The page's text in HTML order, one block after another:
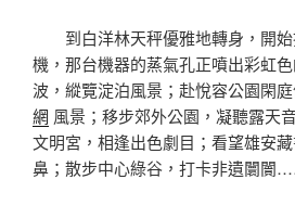
到白洋林天秤優雅地轉身，開
機，那台機器的蒸氣孔正噴出彩虹
波，縱覽淀泊風景；赴悅容公園閑
網 風景；移步郊外公園，凝聽露天
文明宮，相逢出色劇目；看望雄安
鼻；散步中心綠谷，打卡非遺闤闠